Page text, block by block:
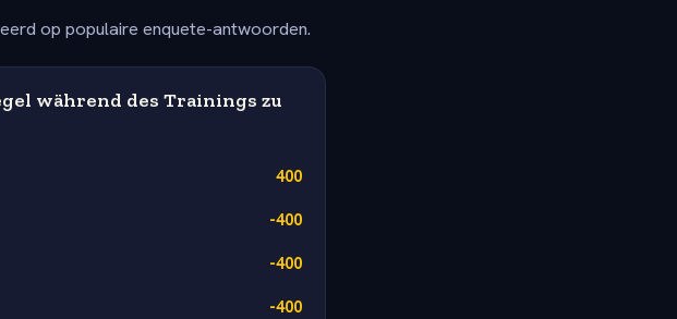
op populaire enquete-antwoorden.
während des Trainings zu
400
-400
-400
-400